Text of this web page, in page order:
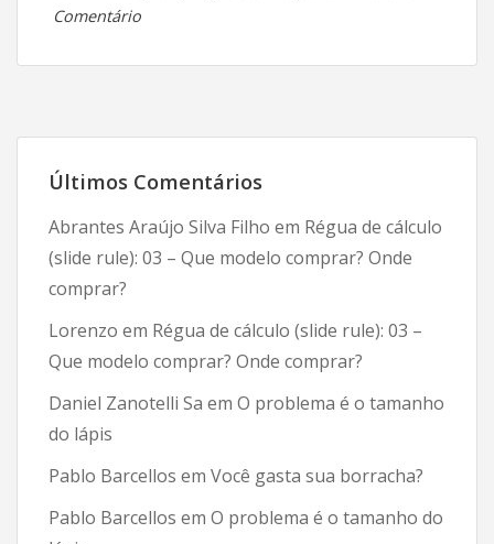
Comentárioem
logística
medicina):
nascimento!
Últimos Comentários
Abrantes Araújo Silva Filho em Régua de cálculo
(slide rule): 03 – Que modelo comprar? Onde
comprar?
Lorenzo em Régua de cálculo (slide rule): 03 –
Que modelo comprar? Onde comprar?
Daniel Zanotelli Sa em O problema é o tamanho
do lápis
Pablo Barcellos em Você gasta sua borracha?
Pablo Barcellos em O problema é o tamanho do